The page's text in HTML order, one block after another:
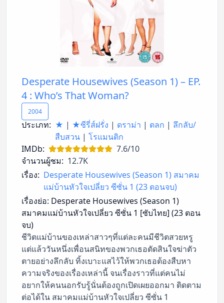
Desperate Housewives (Season 1) – EP.
4 : Who’s That Woman?
2004
ประเภท: ★ | ★ซีรี่ส์ฝรั่ง | ดราม่า | ตลก | ลึกลับ/
สืบสวน | โรแมนติก
IMDb:
7.6/10
จำนวนผู้ชม: 12.7K
เรื่อง: Desperate Housewives (Season 1) สมาคม
แม่บ้านหัวใจเปลี่ยว ซีซั่น 1 (23 ตอนจบ)
เรื่องย่อ: Desperate Housewives (Season 1)
สมาคมแม่บ้านหัวใจเปลี่ยว ซีซั่น 1 [ซับไทย] (23 ตอน
จบ)
ชีวิตแม่บ้านของเหล่าสาวๆที่แต่ละคนมีชีวิตสวยหรู
แต่แล้ววันหนึ่งเพื่อนสนิทของพวกเธอตัดสินใจฆ่าตัว
ตายอย่างลึกลับ ทิ้งเบาะแสไว้ให้พวกเธอต้องสืบหา
ความจริงของเรื่องเหล่านี้ จนเรื่องราวที่แต่คนไม่
อยากให้คนนอกรับรู้นั่นต้องถูกเปิดเผยออกมา ติดตาม
ต่อได้ใน สมาคมแม่บ้านหัวใจเปลี่ยว ซีซั่น 1